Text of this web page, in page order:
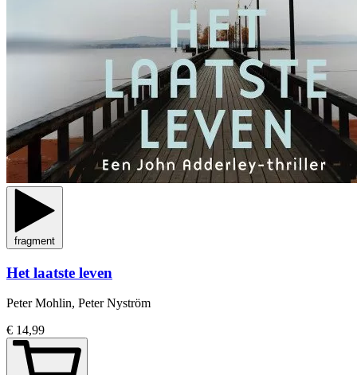
fragment
Het laatste leven
Peter Mohlin, Peter Nyström
€ 14,99